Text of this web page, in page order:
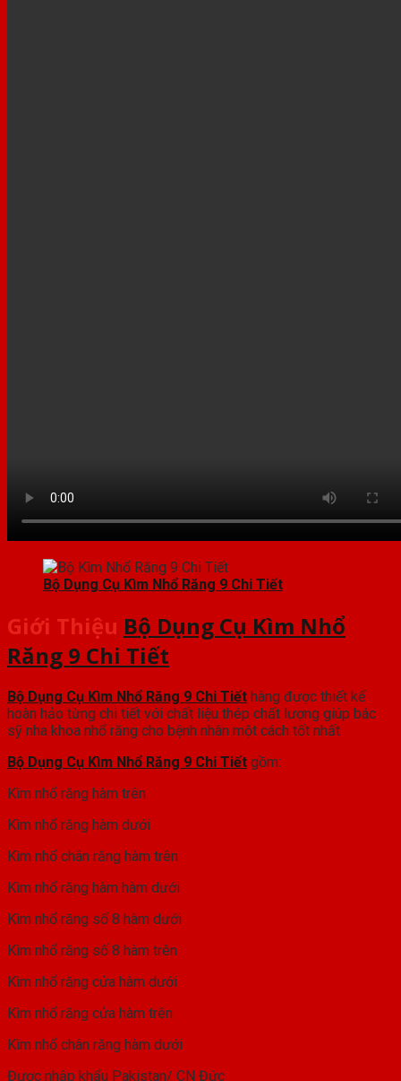
Bộ Dụng Cụ Kìm Nhổ Răng 9 Chi Tiết
Giới Thiệu Bộ Dụng Cụ Kìm Nhổ
Răng 9 Chi Tiết
Bộ Dụng Cụ Kìm Nhổ Răng 9 Chi Tiết hàng được thiết kế
hoàn hảo từng chi tiết với chất liệu thép chất lượng giúp bác
sỹ nha khoa nhổ răng cho bệnh nhân một cách tốt nhất
Bộ Dụng Cụ Kìm Nhổ Răng 9 Chi Tiết gồm:
Kìm nhổ răng hàm trên
Kìm nhổ răng hàm dưới
Kìm nhổ chân răng hàm trên
Kìm nhổ răng hàm hàm dưới
Kìm nhổ răng số 8 hàm dưới
Kìm nhổ răng số 8 hàm trên
Kìm nhổ răng cửa hàm dưới
Kìm nhổ răng cửa hàm trên
Kìm nhổ chân răng hàm dưới
Được nhập khẩu Pakistan/ CN Đức